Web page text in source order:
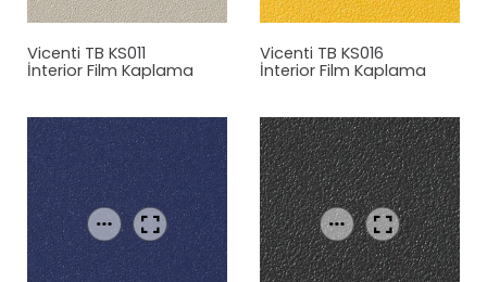
Vicenti TB KS011
İnterior Film Kaplama
Vicenti TB KS016
İnterior Film Kaplama